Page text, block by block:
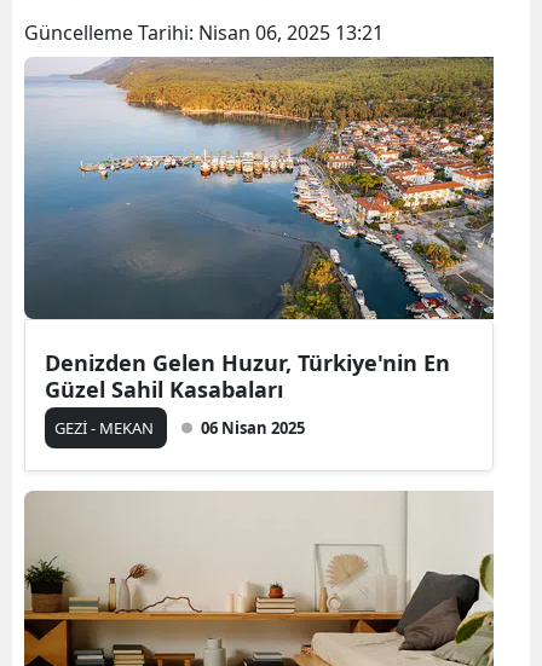
Güncelleme Tarihi: Nisan 06, 2025 13:21
Denizden Gelen Huzur, Türkiye'nin En
Güzel Sahil Kasabaları
GEZİ - MEKAN 06 Nisan 2025